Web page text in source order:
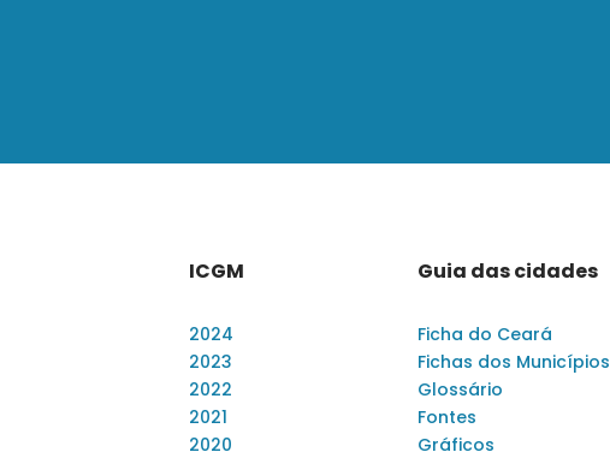
ICGM
2024
2023
2022
2021
2020
Guia das cidades
Ficha do Ceará
Fichas dos Municípios
Glossário
Fontes
Gráficos